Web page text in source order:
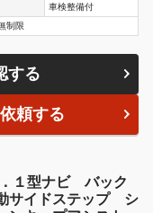
車検整備付
制限
する
頼する
１型ナビ バック
サイドステップ シ